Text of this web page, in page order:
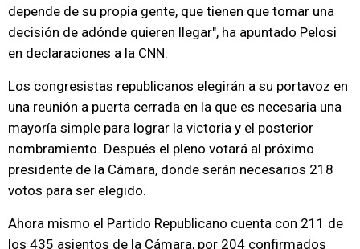
depende de su propia gente, que tienen que tomar una
decisión de adónde quieren llegar", ha apuntado Pelosi
en declaraciones a la CNN.
Los congresistas republicanos elegirán a su portavoz en
una reunión a puerta cerrada en la que es necesaria una
mayoría simple para lograr la victoria y el posterior
nombramiento. Después el pleno votará al próximo
presidente de la Cámara, donde serán necesarios 218
votos para ser elegido.
Ahora mismo el Partido Republicano cuenta con 211 de
los 435 asientos de la Cámara, por 204 confirmados